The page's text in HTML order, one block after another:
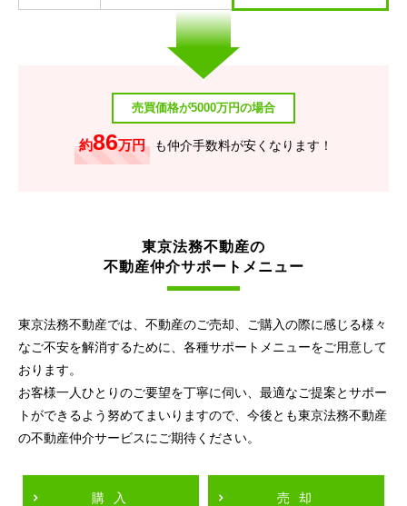
売買価格が5000万円の場合
約86万円 も仲介手数料が安くなります！
東京法務不動産の
不動産仲介サポートメニュー
東京法務不動産では、不動産のご売却、ご購入の際に感じる様々
なご不安を解消するために、各種サポートメニューをご用意して
おります。
お客様一人ひとりのご要望を丁寧に伺い、最適なご提案とサポー
トができるよう努めてまいりますので、今後とも東京法務不動産
の不動産仲介サービスにご期待ください。
購入 売却